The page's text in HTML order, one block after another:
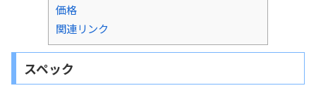
価格
関連リンク
スペック